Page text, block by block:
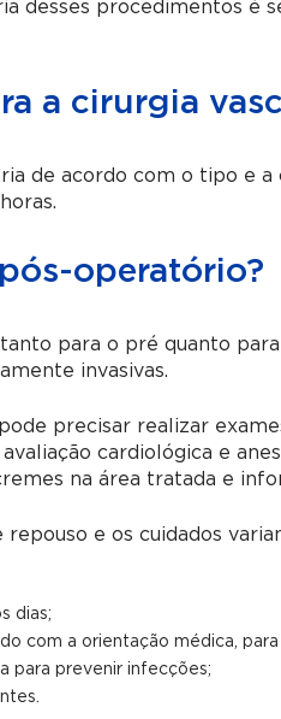
desses procedimentos é
a cirurgia
de acordo com o tipo e a
operatório?
para o pré quanto
invasivas.
precisar realizar
cardiológica e
na área tratada e
e os cuidados
dias;
com a orientação médica,
para prevenir infecções;